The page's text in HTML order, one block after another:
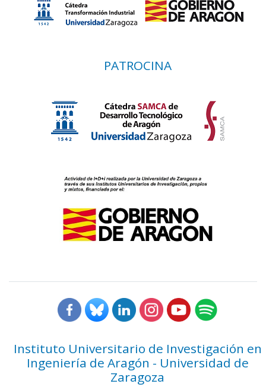
PATROCINA
Instituto Universitario de Investigación en
Ingeniería de Aragón - Universidad de
Zaragoza